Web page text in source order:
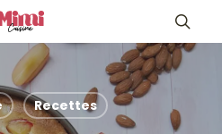
Recettes